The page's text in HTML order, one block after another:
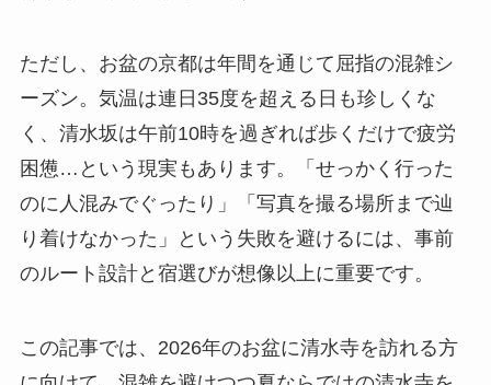
ただし、お盆の京都は年間を通じて屈指の混雑シ
ーズン。気温は連日35度を超える日も珍しくな
く、清水坂は午前10時を過ぎれば歩くだけで疲労
困憊…という現実もあります。「せっかく行った
のに人混みでぐったり」「写真を撮る場所まで辿
り着けなかった」という失敗を避けるには、事前
のルート設計と宿選びが想像以上に重要です。
この記事では、2026年のお盆に清水寺を訪れる方